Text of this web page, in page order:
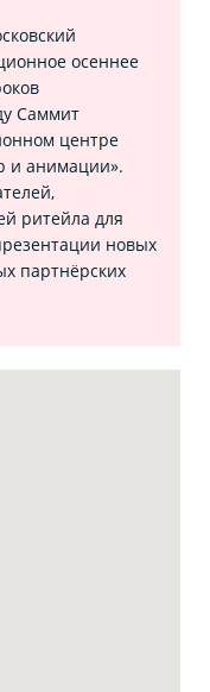
осеннее
Саммит
центре
и анимации».
ритейла для
новых
партнёрских